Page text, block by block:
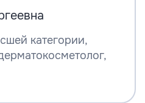
категории,